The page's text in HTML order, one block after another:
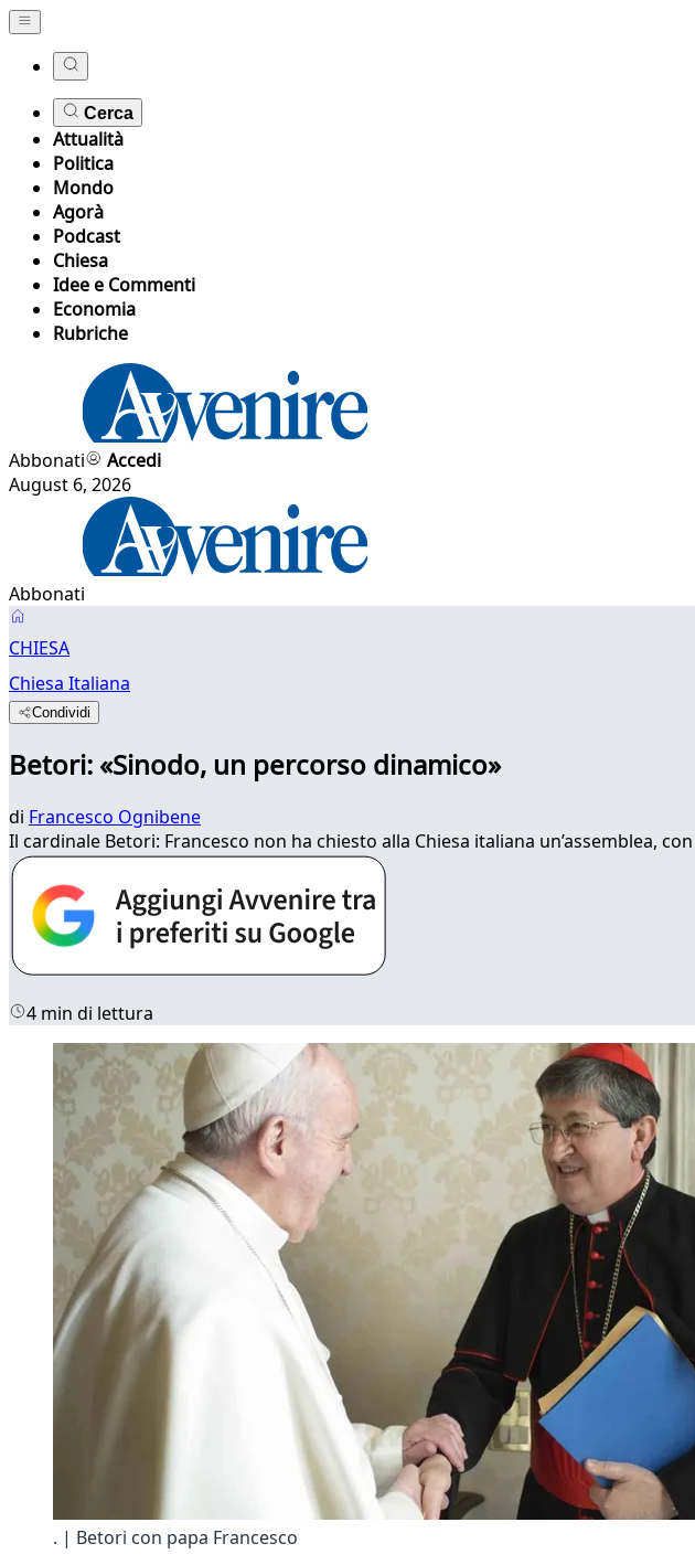
Cerca
Attualità
Politica
Mondo
Agorà
Podcast
Chiesa
Idee e Commenti
Economia
Rubriche
Abbonati
Accedi
August 6, 2026
Abbonati
CHIESA
Chiesa Italiana
Condividi
Betori: «Sinodo, un percorso dinamico»
di Francesco Ognibene
Il cardinale Betori: Francesco non ha chiesto alla Chiesa italiana un’assemblea,
4 min di lettura
. | Betori con papa Francesco